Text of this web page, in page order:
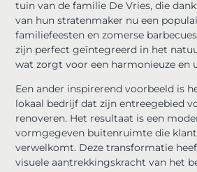
tuin van de familie De Vries, die
van hun stratenmaker nu een
familiefeesten en zomerse
zijn perfect geïntegreerd in het
wat zorgt voor een harmonieuze en
Een ander inspirerend voorbeeld is
lokaal bedrijf dat zijn entreegebied
renoveren. Het resultaat is een
vormgegeven buitenruimte die
verwelkomt. Deze transformatie
visuele aantrekkingskracht van het